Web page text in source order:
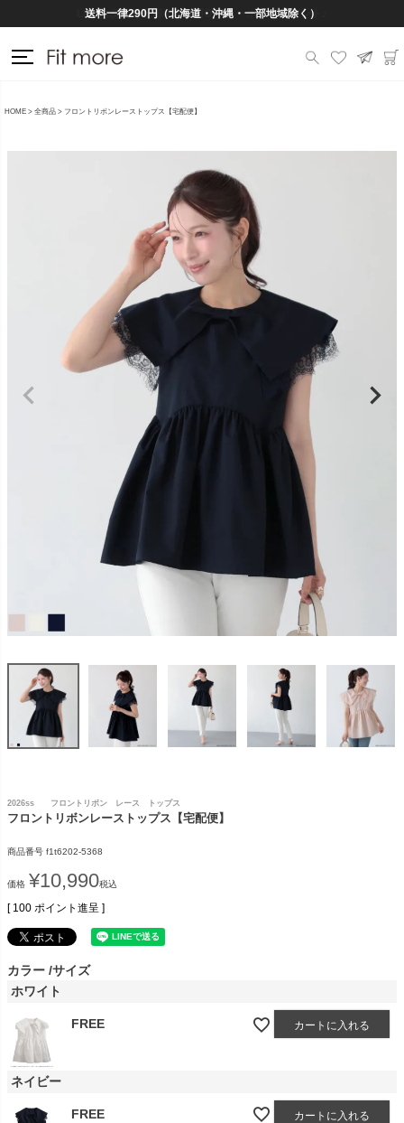
Lineお友だち登録で500円OFFクーポンプレゼント♪
送料一律290円（北海道・沖縄・一部地域除く）
HOME 全商品 フロントリボンレーストップス【宅配便】
2026ss フロントリボン レース トップス
フロントリボンレーストップス【宅配便】
商品番号 f1t6202-5368
価格 ¥10,990税込
[ 100 ポイント進呈 ]
カラー サイズ
ホワイト
FREE カートに入れる
ネイビー
FREE カートに入れる